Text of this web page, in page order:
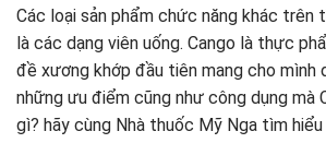
Các loại sản phẩm chức năng khác trên
là các dạng viên uống. Cango là thực
đề xương khớp đầu tiên mang cho mình
những ưu điểm cũng như công dụng mà
gì? hãy cùng Nhà thuốc Mỹ Nga tìm hiểu